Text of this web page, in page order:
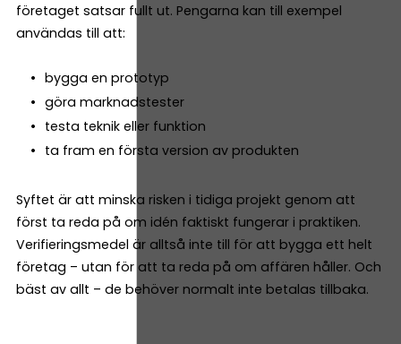
företaget satsar fullt ut. Pengarna kan till exempel
användas till att:
bygga en prototyp
göra marknadstester
testa teknik eller funktion
ta fram en första version av produkten
Syftet är att minska risken i tidiga projekt genom att
först ta reda på om idén faktiskt fungerar i praktiken.
Verifieringsmedel är alltså inte till för att bygga ett helt
företag – utan för att ta reda på om affären håller. Och
bäst av allt – de behöver normalt inte betalas tillbaka.